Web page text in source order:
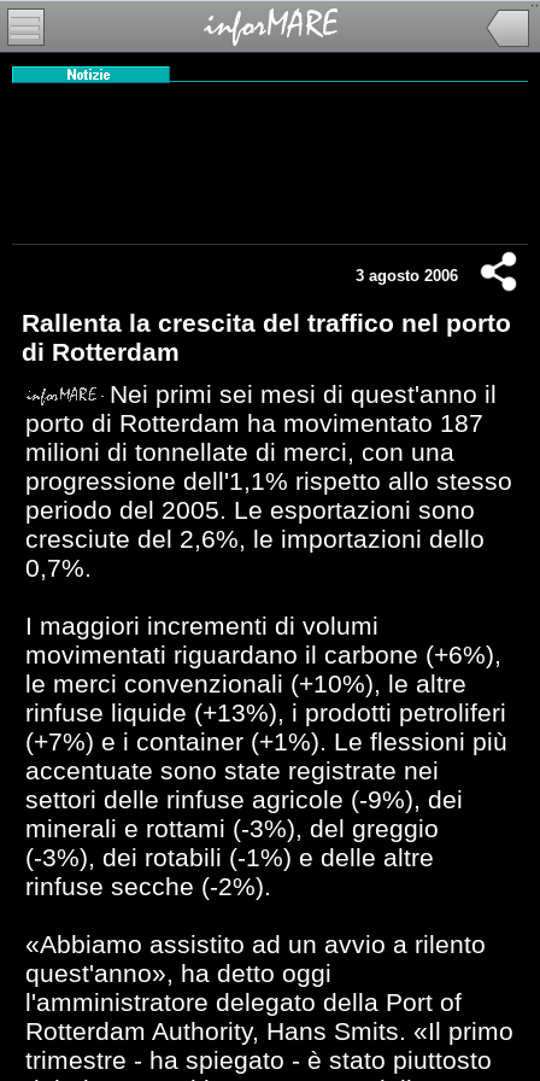
3 agosto 2006
Rallenta la crescita del traffico nel porto
di Rotterdam
Nei primi sei mesi di quest'anno il
porto di Rotterdam ha movimentato 187
milioni di tonnellate di merci, con una
progressione dell'1,1% rispetto allo stesso
periodo del 2005. Le esportazioni sono
cresciute del 2,6%, le importazioni dello
0,7%.
I maggiori incrementi di volumi
movimentati riguardano il carbone (+6%),
le merci convenzionali (+10%), le altre
rinfuse liquide (+13%), i prodotti petroliferi
(+7%) e i container (+1%). Le flessioni più
accentuate sono state registrate nei
settori delle rinfuse agricole (-9%), dei
minerali e rottami (-3%), del greggio
(-3%), dei rotabili (-1%) e delle altre
rinfuse secche (-2%).
«Abbiamo assistito ad un avvio a rilento
quest'anno», ha detto oggi
l'amministratore delegato della Port of
Rotterdam Authority, Hans Smits. «Il primo
trimestre - ha spiegato - è stato piuttosto